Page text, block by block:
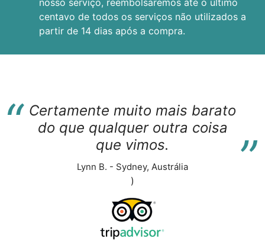
“ Certamente muito mais barato
do que qualquer outra coisa
que vimos.
“
Lynn B. - Sydney, Austrália
)
nosso serviço, reembolsaremos até o último
centavo de todos os serviços não utilizados a
partir de 14 dias após a compra.